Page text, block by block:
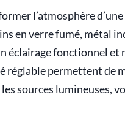
l’atmosphère
en verre fumé, métal
éclairage fonctionnel
réglable permettent de
sources lumineuses,